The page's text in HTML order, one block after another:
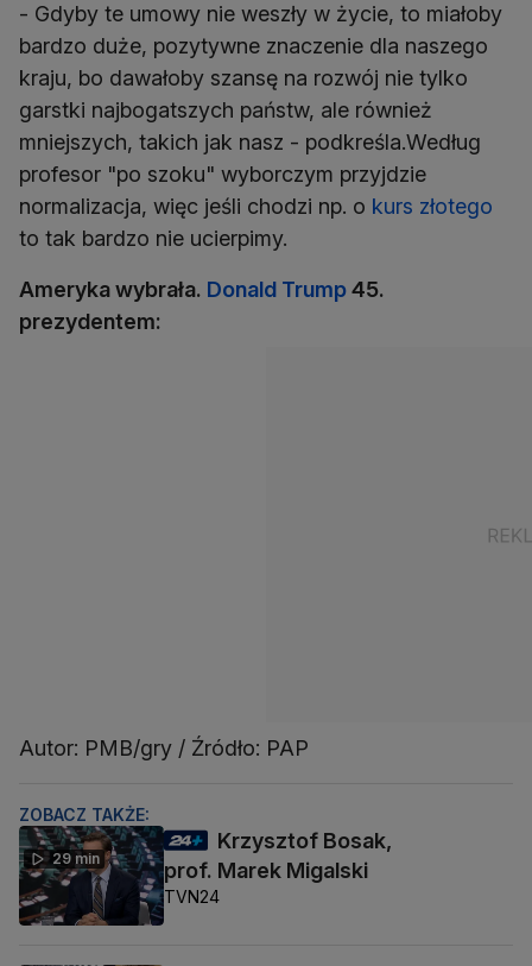
- Gdyby te umowy nie weszły w życie, to miałoby
bardzo duże, pozytywne znaczenie dla naszego
kraju, bo dawałoby szansę na rozwój nie tylko
garstki najbogatszych państw, ale również
mniejszych, takich jak nasz - podkreśla.Według
profesor "po szoku" wyborczym przyjdzie
normalizacja, więc jeśli chodzi np. o kurs złotego
to tak bardzo nie ucierpimy.
Ameryka wybrała. Donald Trump45.
prezydentem:
Autor: PMB/gry / Źródło: PAP
ZOBACZ TAKŻE:
29 min
Krzysztof Bosak,
prof. Marek Migalski
TVN24